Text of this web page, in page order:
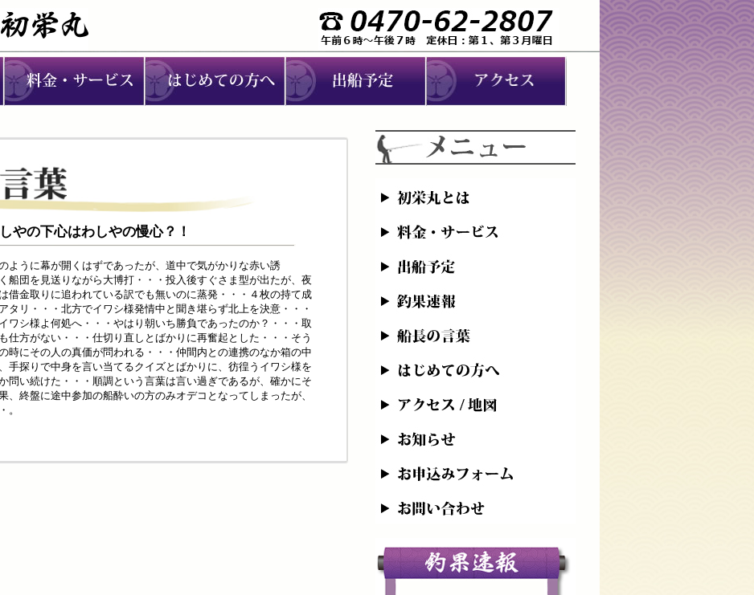
やの下心はわしやの慢心？！
ように幕が開くはずであったが、道中で気がかりな赤い誘
船団を見送りながら大博打・・・投入後すぐさま型が出たが、夜
借金取りに追われている訳でも無いのに蒸発・・・４枚の持て成
タリ・・・北方でイワシ様発情中と聞き堪らず北上を決意・・・
ワシ様よ何処へ・・・やはり朝いち勝負であったのか？・・・取
仕方がない・・・仕切り直しとばかりに再奮起とした・・・そう
時にその人の真価が問われる・・・仲間内との連携のなか箱の中
手探りで中身を言い当てるクイズとばかりに、彷徨うイワシ様を
問い続けた・・・順調という言葉は言い過ぎであるが、確かにそ
、終盤に途中参加の船酔いの方のみオデコとなってしまったが、
。